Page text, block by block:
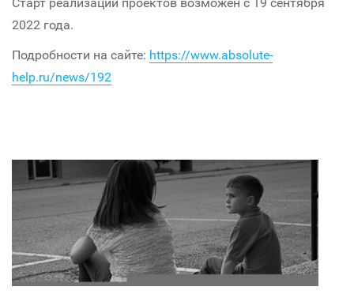
2022 года.
Подробности на сайте: https://www.absolute-
help.ru/news/192